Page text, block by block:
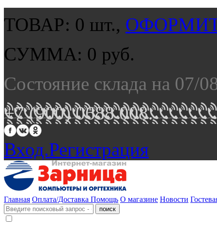
ТОВАР: 0 шт.,
СУММА: 0 руб.
Состояние склада на 07/
+7 (900) 0688 008.
Вход.Регистрация
Главная Оплата/Доставка Помощь О магазине Новости